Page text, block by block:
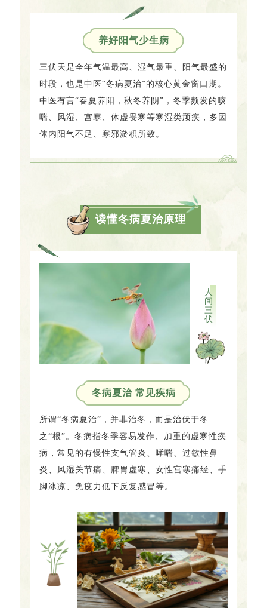
养好阳气少生病
三伏天是全年气温最高、湿气最重、阳气最盛的
时段，也是中医“冬病夏治”的核心黄金窗口期。
中医有言“春夏养阳，秋冬养阴”，冬季频发的咳
喘、风湿、宫寒、体虚畏寒等寒湿类顽疾，多因
体内阳气不足、寒邪淤积所致。
读懂冬病夏治原理
人
间
三
伏
冬病夏治 常见疾病
所谓“冬病夏治”，并非治冬，而是治伏于冬
之“根”。冬病指冬季容易发作、加重的虚寒性疾
病，常见的有慢性支气管炎、哮喘、过敏性鼻
炎、风湿关节痛、脾胃虚寒、女性宫寒痛经、手
脚冰凉、免疫力低下反复感冒等。